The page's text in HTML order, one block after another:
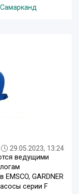
Самарканд
29.05.2023, 13:24
ведущими
GARDNER
серии F